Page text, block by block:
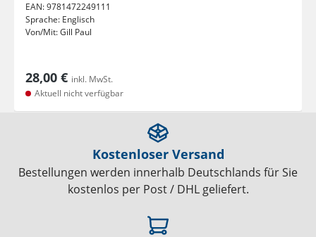
EAN:9781472249111
Sprache: Englisch
Von/Mit:Gill Paul
28,00 € inkl. MwSt.
Aktuell nicht verfügbar
Kostenloser Versand
Bestellungen werden innerhalb Deutschlands für Sie
kostenlos per Post / DHL geliefert.